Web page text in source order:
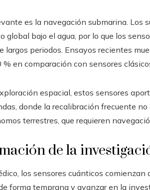
es la navegación submarina. Los
global bajo el agua, por lo que los
largos periodos. Ensayos recientes
% en comparación con sensores
espacial, estos sensores
donde la recalibración frecuente
terrestres, que requieren
de la
los sensores cuánticos
forma temprana y avanzar en la